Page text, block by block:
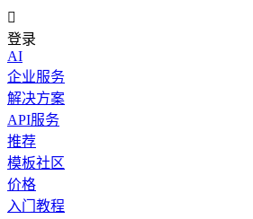

登录
AI
企业服务
解决方案
API服务
推荐
模板社区
价格
入门教程